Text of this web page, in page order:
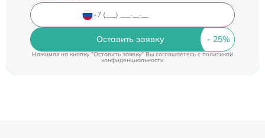
Оставить заявку
Нажимая на кнопку "Оставить заявку" Вы соглашаетесь cполитикой
конфиденциальности